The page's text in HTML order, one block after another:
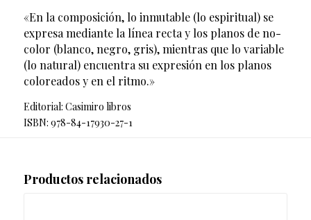
«En la composición, lo inmutable (lo espiritual) se
expresa mediante la línea recta y los planos de no-
color (blanco, negro, gris), mientras que lo variable
(lo natural) encuentra su expresión en los planos
coloreados y en el ritmo.»
Editorial: Casimiro libros
ISBN: 978-84-17930-27-1
Productos relacionados